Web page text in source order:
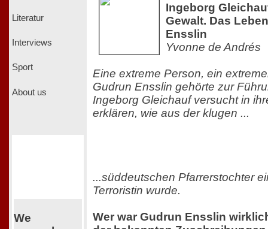
Literatur
Interviews
Sport
About us
We
Ingeborg
Gewalt. Das
Ensslin
Yvonne de Andrés
Eine extreme Person, ein
Gudrun Ensslin gehörte zur
Ingeborg Gleichauf versucht in
erklären, wie aus der klugen ...
...süddeutschen Pfarrerstochter
Terroristin wurde.
Wer war Gudrun Ensslin